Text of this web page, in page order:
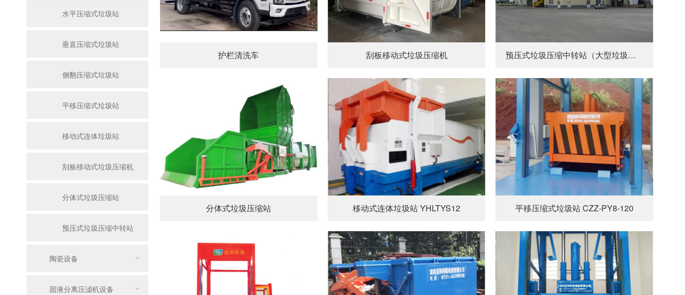
水平压缩式垃圾站
垂直压缩式垃圾站
侧翻压缩式垃圾站
平移压缩式垃圾站
移动式连体垃圾站
刮板移动式垃圾压缩机
分体式垃圾压缩站
预压式垃圾压缩中转站
陶瓷设备
固液分离压滤机设备
护栏清洗车 刮板移动式垃圾压缩机 预压式垃圾压缩中转站（大型垃圾站）
分体式垃圾压缩站 移动式连体垃圾站 YHLTYS12 平移压缩式垃圾站 CZZ-PY8-120